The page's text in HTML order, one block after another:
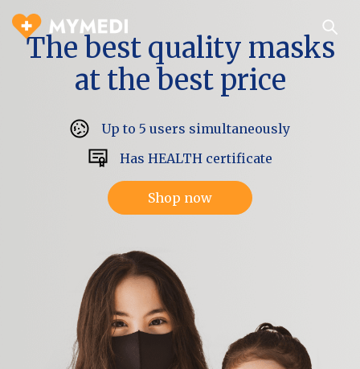
The best quality masks
at the best price
Up to 5 users simultaneously
Has HEALTH certificate
Shop now